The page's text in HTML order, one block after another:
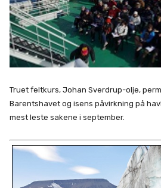
Truet feltkurs, Johan Sverdrup-olje,
Barentshavet og isens påvirkning på
mest leste sakene i september.